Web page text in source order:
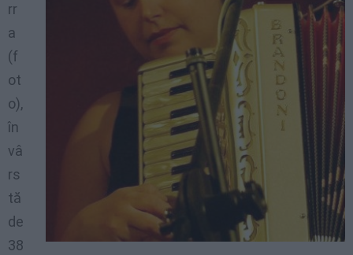
rr
a
(f
ot
o),
în
vâ
rs
tă
de
38